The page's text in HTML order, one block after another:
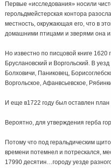
Первые «исследования» носили
герольдмейстерская контора
местность, окружающая его, что в
домашними птицами и зверями она
Но известно по писцовой книге
Бруслановский и Воргольский. В
Болховичи, Паниковец,
Воргольское, Афанвсьевское,
И еще в1722 году был оставлен
Вероятно, для утверждения герба
Потому что под геральдическим
времени потемнел и потрескался,
17990 десятин…городу уезде